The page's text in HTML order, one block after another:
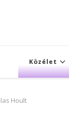
Közélet
Hoult